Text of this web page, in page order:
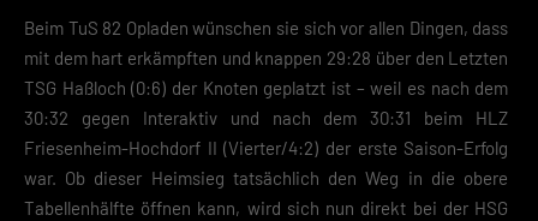
Beim TuS 82 Opladen wünschen sie sich vor allen Dingen, dass
mit dem hart erkämpften und knappen 29:28 über den Letzten
TSG Haßloch (0:6) der Knoten geplatzt ist – weil es nach dem
30:32 gegen Interaktiv und nach dem 30:31 beim HLZ
Friesenheim-Hochdorf II (Vierter/4:2) der erste Saison-Erfolg
war. Ob dieser Heimsieg tatsächlich den Weg in die obere
Tabellenhälfte öffnen kann, wird sich nun direkt bei der HSG
Datenschutzeinstellungen
Essenziell (2)
Essenzielle Cookies ermöglichen grundlegende Funktionen und sind für die
einwandfreie Funktion der Website erforderlich.
Cookie-Informationen anzeigen
Datenschutzerklärung